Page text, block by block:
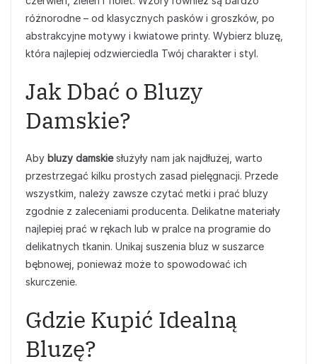
różnorodne – od klasycznych pasków i groszków, po
abstrakcyjne motywy i kwiatowe printy. Wybierz bluzę,
która najlepiej odzwierciedla Twój charakter i styl.
Jak Dbać o Bluzy
Damskie?
Aby bluzy damskiesłużyły nam jak najdłużej, warto
przestrzegać kilku prostych zasad pielęgnacji. Przede
wszystkim, należy zawsze czytać metki i prać bluzy
zgodnie z zaleceniami producenta. Delikatne materiały
najlepiej prać w rękach lub w pralce na programie do
delikatnych tkanin. Unikaj suszenia bluz w suszarce
bębnowej, ponieważ może to spowodować ich
skurczenie.
Gdzie Kupić Idealną
Bluzę?